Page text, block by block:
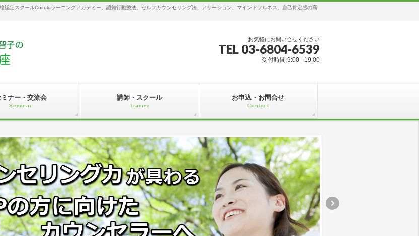
定スクールCocoloラーニングアカデミー。認知行動療法、セルフカウンセリング法、アサーション、マインドフルネス、自己肯定感の高
お気軽にお問い合せください
TEL 03-6804-6539
受付時間 9:00 - 19:00
ナー・交流会
Seminar
講師・スクール
Trainer
お申込・お問合せ
Contact